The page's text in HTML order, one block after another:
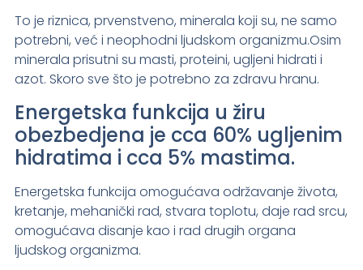
To je riznica, prvenstveno, minerala koji su, ne samo
potrebni, već i neophodni ljudskom organizmu.Osim
minerala prisutni su masti, proteini, ugljeni hidrati i
azot. Skoro sve što je potrebno za zdravu hranu.
Energetska funkcija u žiru
obezbedjena je cca 60% ugljenim
hidratima i cca 5% mastima.
Energetska funkcija omogućava održavanje života,
kretanje, mehanički rad, stvara toplotu, daje rad srcu,
omogućava disanje kao i rad drugih organa
ljudskog organizma.